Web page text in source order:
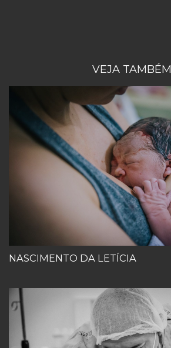
VEJA TAMBÉM
NASCIMENTO DA LETÍCIA